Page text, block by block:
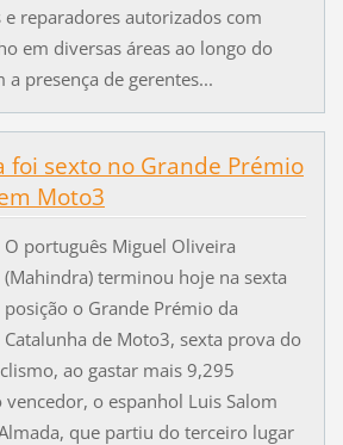
e reparadores autorizados com
em diversas áreas ao longo do
a presença de gerentes...
foi sexto no Grande Prémio
Moto3
O português Miguel Oliveira
(Mahindra) terminou hoje na sexta
posição o Grande Prémio da
Catalunha de Moto3, sexta prova do
ao gastar mais 9,295
o espanhol Luis Salom
que partiu do terceiro lugar